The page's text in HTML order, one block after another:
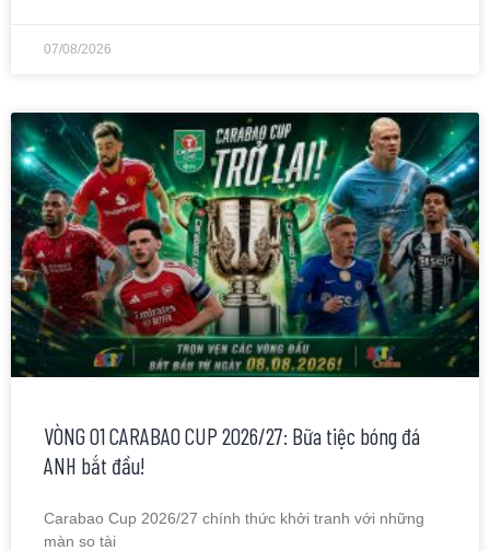
07/08/2026
VÒNG 01 CARABAO CUP 2026/27: Bữa tiệc bóng đá
ANH bắt đầu!
Carabao Cup 2026/27 chính thức khởi tranh với những
màn so tài